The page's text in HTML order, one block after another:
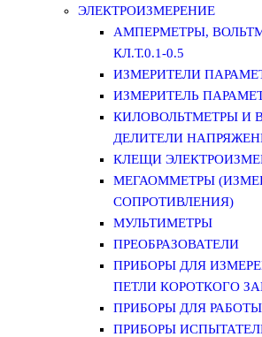
ЭЛЕКТРОИЗМЕРЕНИЕ
АМПЕРМЕТРЫ,
КЛ.Т.0.1-0.5
ИЗМЕРИТЕЛИ
ИЗМЕРИТЕЛЬ
КИЛОВОЛЬТМЕТРЫ И
ДЕЛИТЕЛИ
КЛЕЩИ
МЕГАОММЕТРЫ
СОПРОТИВЛЕНИЯ)
МУЛЬТИМЕТРЫ
ПРЕОБРАЗОВАТЕЛИ
ПРИБОРЫ ДЛЯ
ПЕТЛИ КОРОТКОГО
ПРИБОРЫ ДЛЯ
ПРИБОРЫ